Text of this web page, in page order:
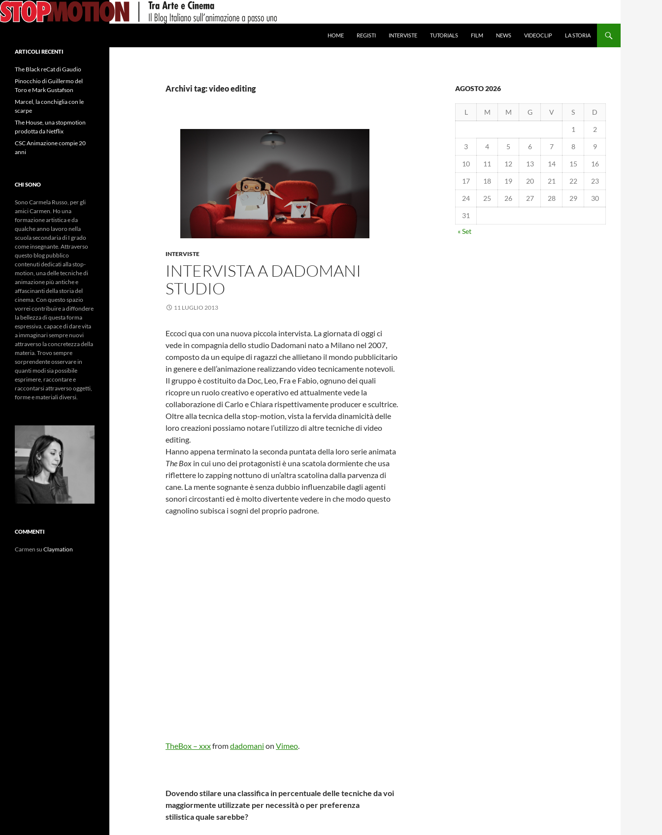
Vai
al
HOME REGISTI INTERVISTE TUTORIALS FILM NEWS VIDEOCLIP LA STORIA
Archivi tag: video editing
INTERVISTE
INTERVISTA A DADOMANI
STUDIO
11 LUGLIO 2013
Eccoci qua con una nuova piccola intervista. La giornata di oggi ci
vede in compagnia dello studio Dadomani nato a Milano nel 2007,
composto da un equipe di ragazzi che allietano il mondo pubblicitario
in genere e dell’animazione realizzando video tecnicamente notevoli.
Il gruppo è costituito da Doc, Leo, Fra e Fabio, ognuno dei quali
ricopre un ruolo creativo e operativo ed attualmente vede la
collaborazione di Carlo e Chiara rispettivamente producer e scultrice.
Oltre alla tecnica della stop-motion, vista la fervida dinamicità delle
loro creazioni possiamo notare l’utilizzo di altre tecniche di video
editing.
Hanno appena terminato la seconda puntata della loro serie animata
The Box in cui uno dei protagonisti è una scatola dormiente che usa
riflettere lo zapping nottuno di un’altra scatolina dalla parvenza di
cane. La mente sognante è senza dubbio influenzabile dagli agenti
sonori circostanti ed è molto divertente vedere in che modo questo
cagnolino subisca i sogni del proprio padrone.
TheBox – xxxfromdadomani on Vimeo.
Dovendo stilare una classifica in percentuale delle tecniche da voi
maggiormente utilizzate per necessità o per preferenza
stilistica quale sarebbe?
AGOSTO 2026
L M M G V S D
1 2
3 4 5 6 7 8 9
10 11 12 13 14 15 16
17 18 19 20 21 22 23
24 25 26 27 28 29 30
31
« Set
ARTICOLI RECENTI
The Black reCat di Gaudio
Pinocchio di Guillermo del
Toro e Mark Gustafson
Marcel, la conchiglia con le
scarpe
The House, una stopmotion
prodotta da Netflix
CSC Animazione compie 20
anni
CHI SONO
Sono Carmela Russo, per gli
amici Carmen. Ho una
formazione artistica e da
qualche anno lavoro nella
scuola secondaria di I grado
come insegnante. Attraverso
questo blog pubblico
contenuti dedicati alla stop-
motion, una delle tecniche di
animazione più antiche e
affascinanti della storia del
cinema. Con questo spazio
vorrei contribuire a diffondere
la bellezza di questa forma
espressiva, capace di dare vita
a immaginari sempre nuovi
attraverso la concretezza della
materia. Trovo sempre
sorprendente osservare in
quanti modi sia possibile
esprimere, raccontare e
raccontarsi attraverso oggetti,
forme e materiali diversi.
COMMENTI
Carmen su Claymation